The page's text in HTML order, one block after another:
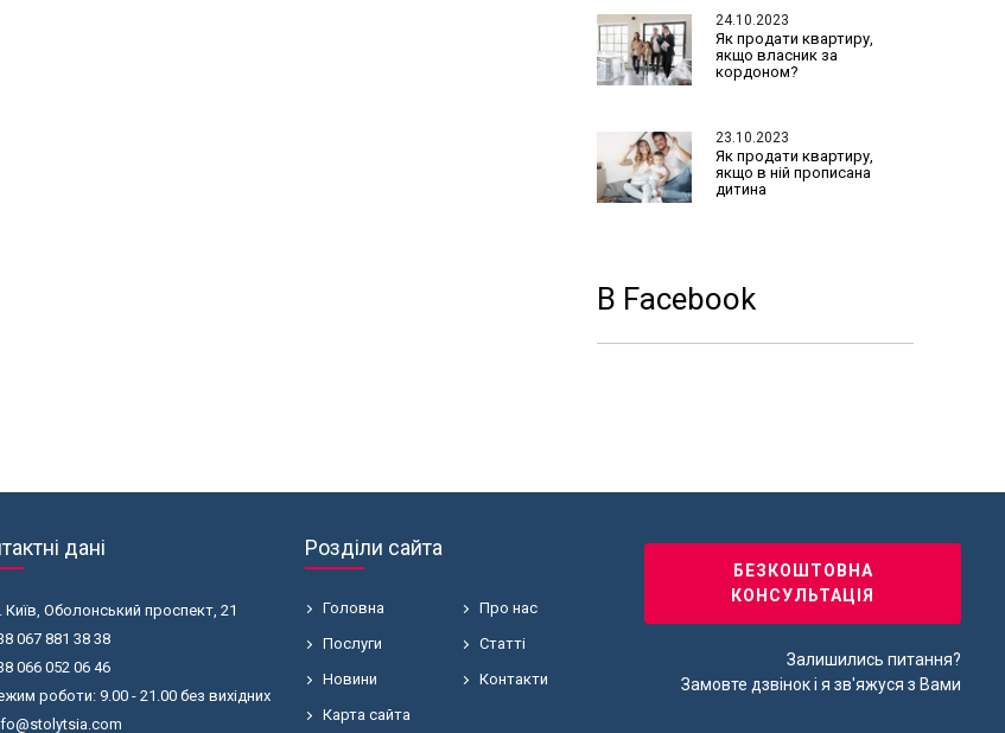
24.10.2023
Як продати квартиру,
якщо власник за
кордоном?
23.10.2023
Як продати квартиру,
якщо в ній прописана
дитина
В Facebook
дані
Київ, Оболонський проспект, 21
067 881 38 38
066 052 06 46
роботи: 9.00 - 21.00 без вихідних
Розділи сайта
Головна
Про нас
Послуги
Статті
Новини
Контакти
Карта сайта
БЕЗКОШТОВНА
КОНСУЛЬТАЦІЯ
Залишились питання?
Замовте дзвінок і я зв'яжуся з Вами